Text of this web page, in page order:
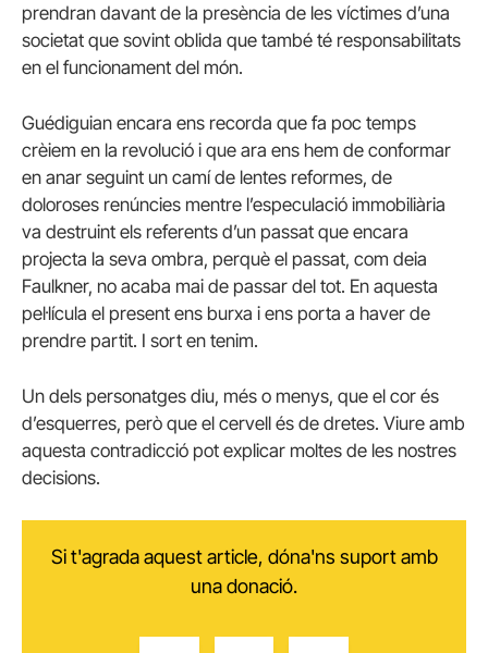
prendran davant de la presència de les víctimes d’una
societat que sovint oblida que també té responsabilitats
en el funcionament del món.
Guédiguian encara ens recorda que fa poc temps
crèiem en la revolució i que ara ens hem de conformar
en anar seguint un camí de lentes reformes, de
doloroses renúncies mentre l’especulació immobiliària
va destruint els referents d’un passat que encara
projecta la seva ombra, perquè el passat, com deia
Faulkner, no acaba mai de passar del tot. En aquesta
pel·lícula el present ens burxa i ens porta a haver de
prendre partit. I sort en tenim.
Un dels personatges diu, més o menys, que el cor és
d’esquerres, però que el cervell és de dretes. Viure amb
aquesta contradicció pot explicar moltes de les nostres
decisions.
Si t'agrada aquest article, dóna'ns suport amb
una donació.